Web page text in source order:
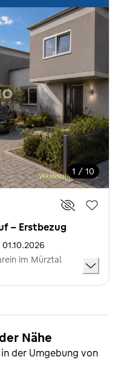
1 / 10
- Erstbezug
im Mürztal
Nähe
der Umgebung von